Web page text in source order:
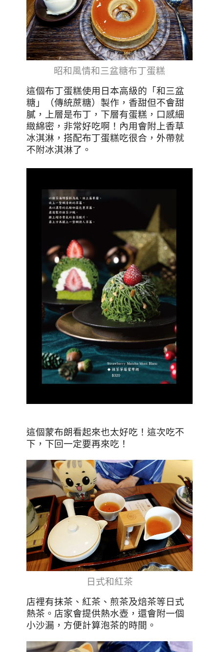
昭和風情和三盆糖布丁蛋糕
這個布丁蛋糕使用日本高級的「和三盆
糖」（傳統蔗糖）製作，香甜但不會甜
膩，上層是布丁，下層有蛋糕，口感細
緻綿密，非常好吃啊！內用會附上香草
冰淇淋，搭配布丁蛋糕吃很合，外帶就
不附冰淇淋了。
這個蒙布朗看起來也太好吃！這次吃不
下，下回一定要再來吃！
日式和紅茶
店裡有抹茶、紅茶、煎茶及焙茶等日式
熱茶。店家會提供熱水壺，還會附一個
小沙漏，方便計算泡茶的時間。